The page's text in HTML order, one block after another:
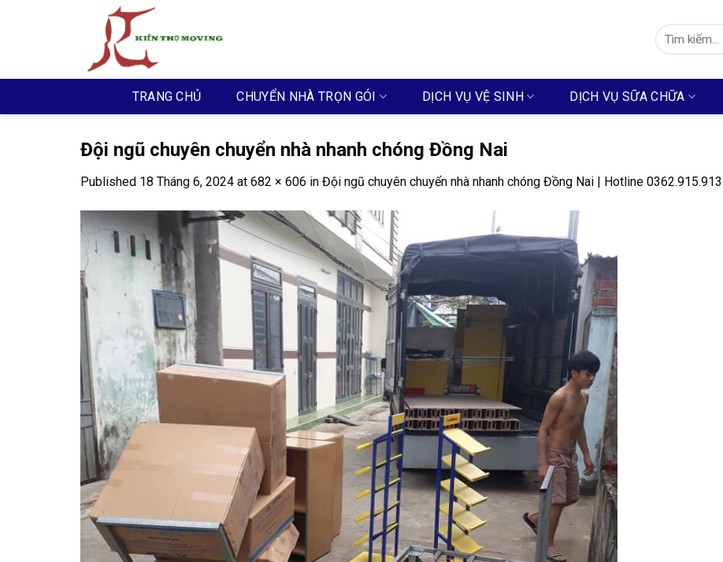
Search
for:
TRANG CHỦ CHUYỂN NHÀ TRỌN GÓI DỊCH VỤ VỆ SINH DỊCH VỤ SỮA CHỮA
Đội ngũ chuyên chuyển nhà nhanh chóng Đồng Nai
Published 18 Tháng 6, 2024 at 682 × 606 in Đội ngũ chuyên chuyển nhà nhanh chóng Đồng Nai | Hotline 0362.915.913